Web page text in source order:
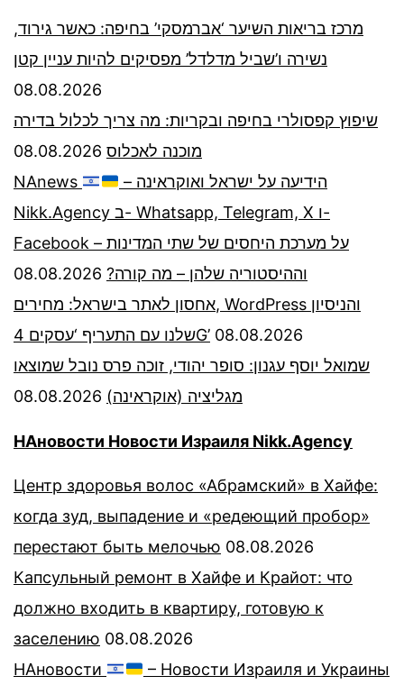
מרכז בריאות השיער ‘אברמסקי’ בחיפה: כאשר גירוד,
נשירה ו’שביל מדלדל’ מפסיקים להיות עניין קטן
08.08.2026
שיפוץ קפסולרי בחיפה ובקריות: מה צריך לכלול בדירה
מוכנה לאכלוס 08.08.2026
NAnews
– הידיעה על ישראל ואוקראינה
Nikk.Agency ב- Whatsapp, Telegram, X ו-
Facebook – על מערכת היחסים של שתי המדינות
וההיסטוריה שלהן – מה קורה? 08.08.2026
אחסון לאתר בישראל: מחירים, WordPress והניסיון
שלנו עם התעריף ‘עסקים 4G’ 08.08.2026
שמואל יוסף עגנון: סופר יהודי, זוכה פרס נובל שמוצאו
מגליציה (אוקראינה) 08.08.2026
НАновости Новости Израиля Nikk.Agency
Центр здоровья волос «Абрaмский» в Хайфе:
когда зуд, выпадение и «редеющий пробор»
перестают быть мелочью 08.08.2026
Капсульный ремонт в Хайфе и Крайот: что
должно входить в квартиру, готовую к
заселению 08.08.2026
НАновости
– Новости Израиля и Украины